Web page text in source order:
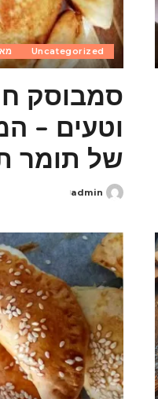
Uncategorized
סמבוסק
וטעים –
של תומר
Posted
admin